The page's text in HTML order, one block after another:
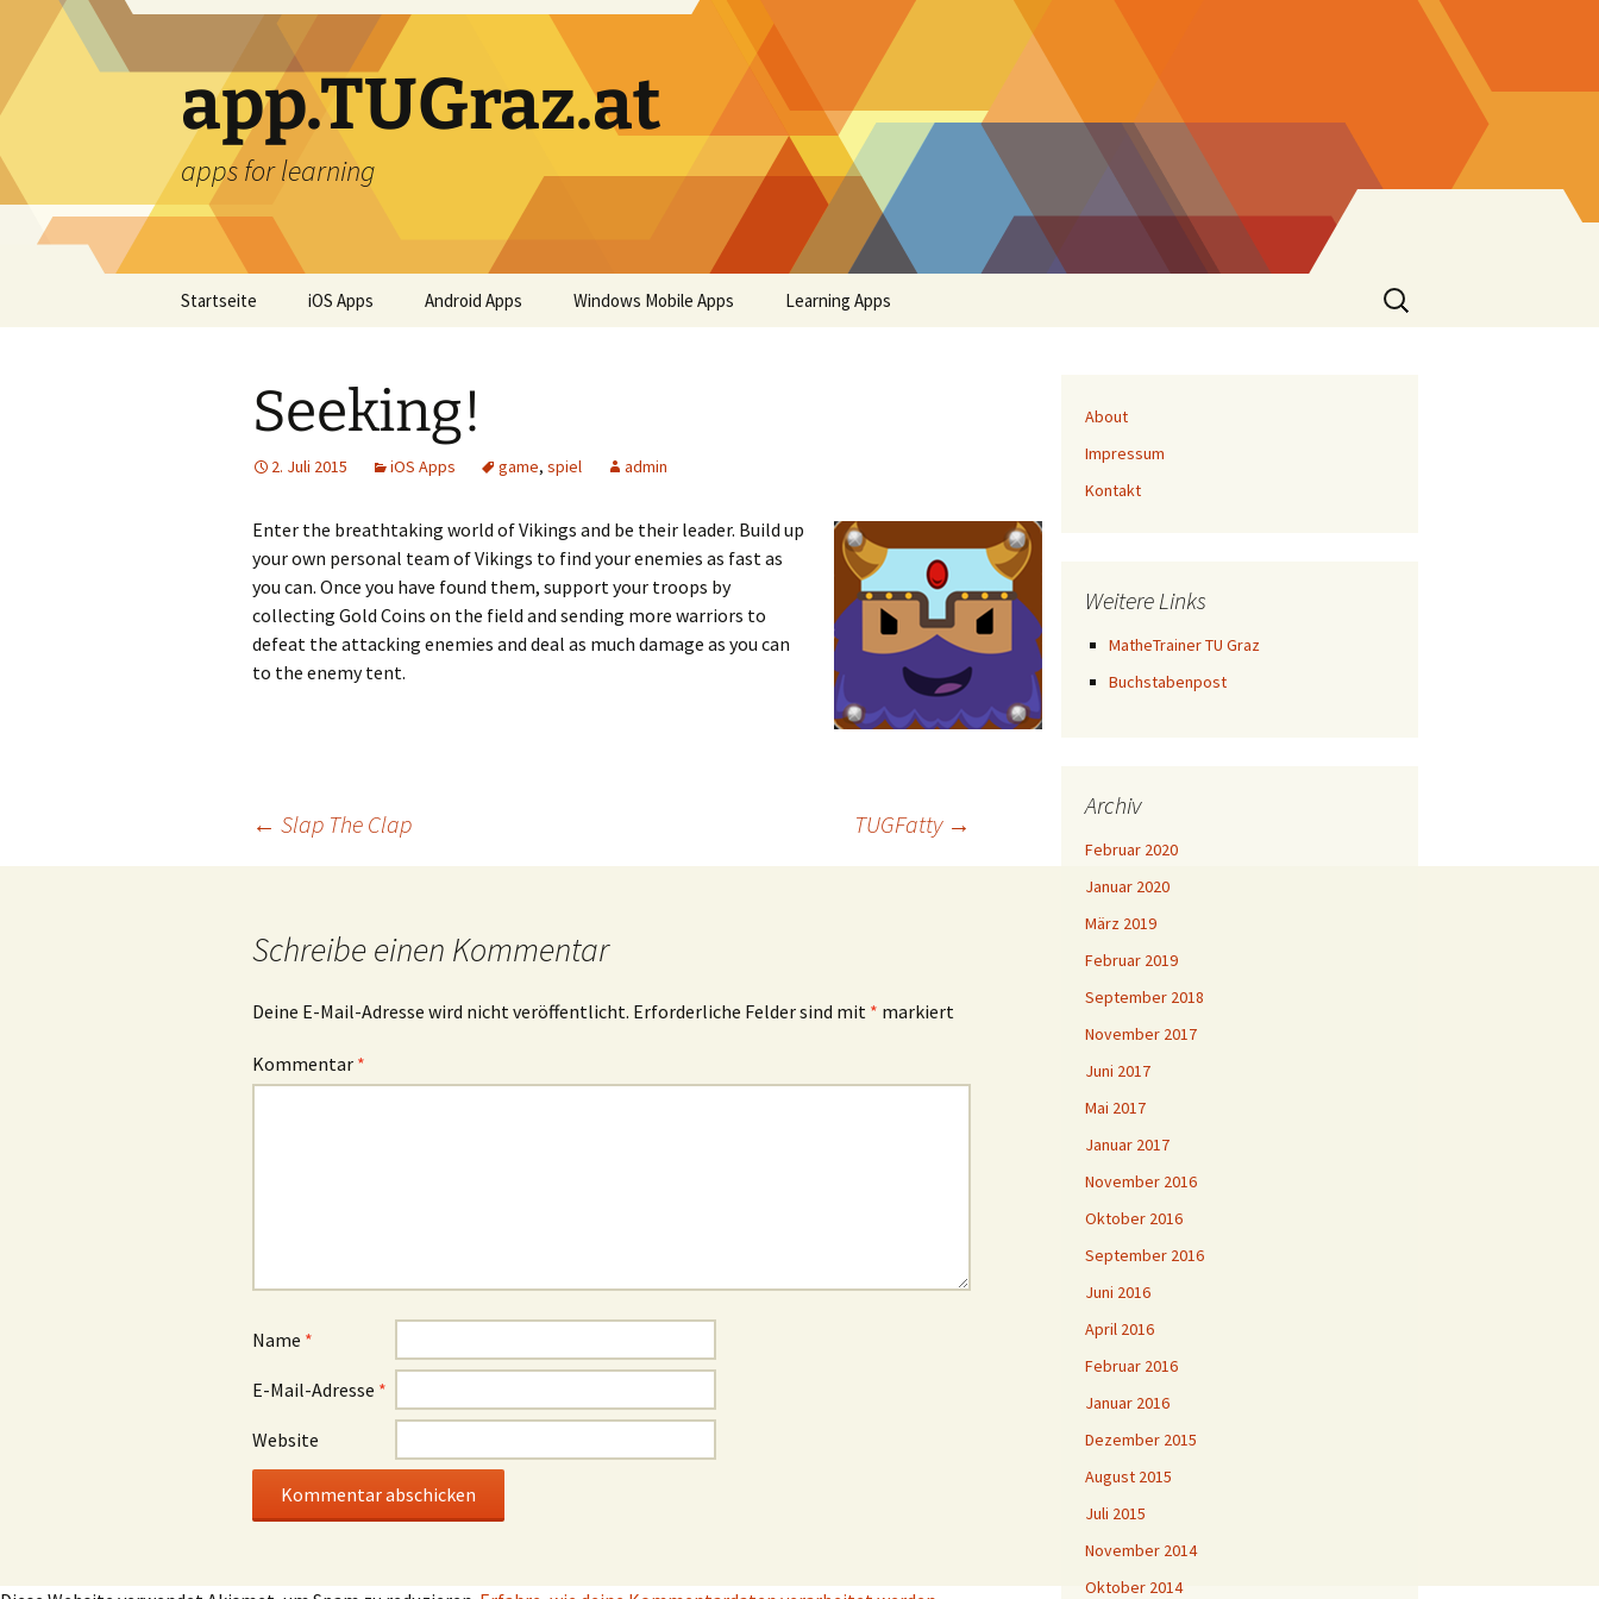
Inhalt
springen
app.TUGraz.at
apps for learning
Startseite iOS Apps Android Apps Windows Mobile Apps Learning Apps
Suchen
nach:
Seeking!
2. Juli 2015 iOS Apps game, spiel admin
Enter the breathtaking world of Vikings and be their leader. Build up
your own personal team of Vikings to find your enemies as fast as
you can. Once you have found them, support your troops by
collecting Gold Coins on the field and sending more warriors to
defeat the attacking enemies and deal as much damage as you can
to the enemy tent.
Beitragsnavigation
← Slap The Clap TUGFatty →
Schreibe einen Kommentar
Deine E-Mail-Adresse wird nicht veröffentlicht. Erforderliche Felder sind mit * markiert
Kommentar *
Name *
E-Mail-Adresse *
Website
About
Impressum
Kontakt
Weitere Links
MatheTrainer TU Graz
Buchstabenpost
Archiv
Februar 2020
Januar 2020
März 2019
Februar 2019
September 2018
November 2017
Juni 2017
Mai 2017
Januar 2017
November 2016
Oktober 2016
September 2016
Juni 2016
April 2016
Februar 2016
Januar 2016
Dezember 2015
August 2015
Juli 2015
November 2014
Oktober 2014